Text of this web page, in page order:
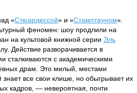
«Стюардессой» и «Стамптауном».
феномен: шоу продлили на
на культовой книжной серии Эль
Действие разворачивается в
сталкиваются с академическими
драм. Это милый, местами
все свои клише, но обыгрывает их
кадров, — невероятная, почти